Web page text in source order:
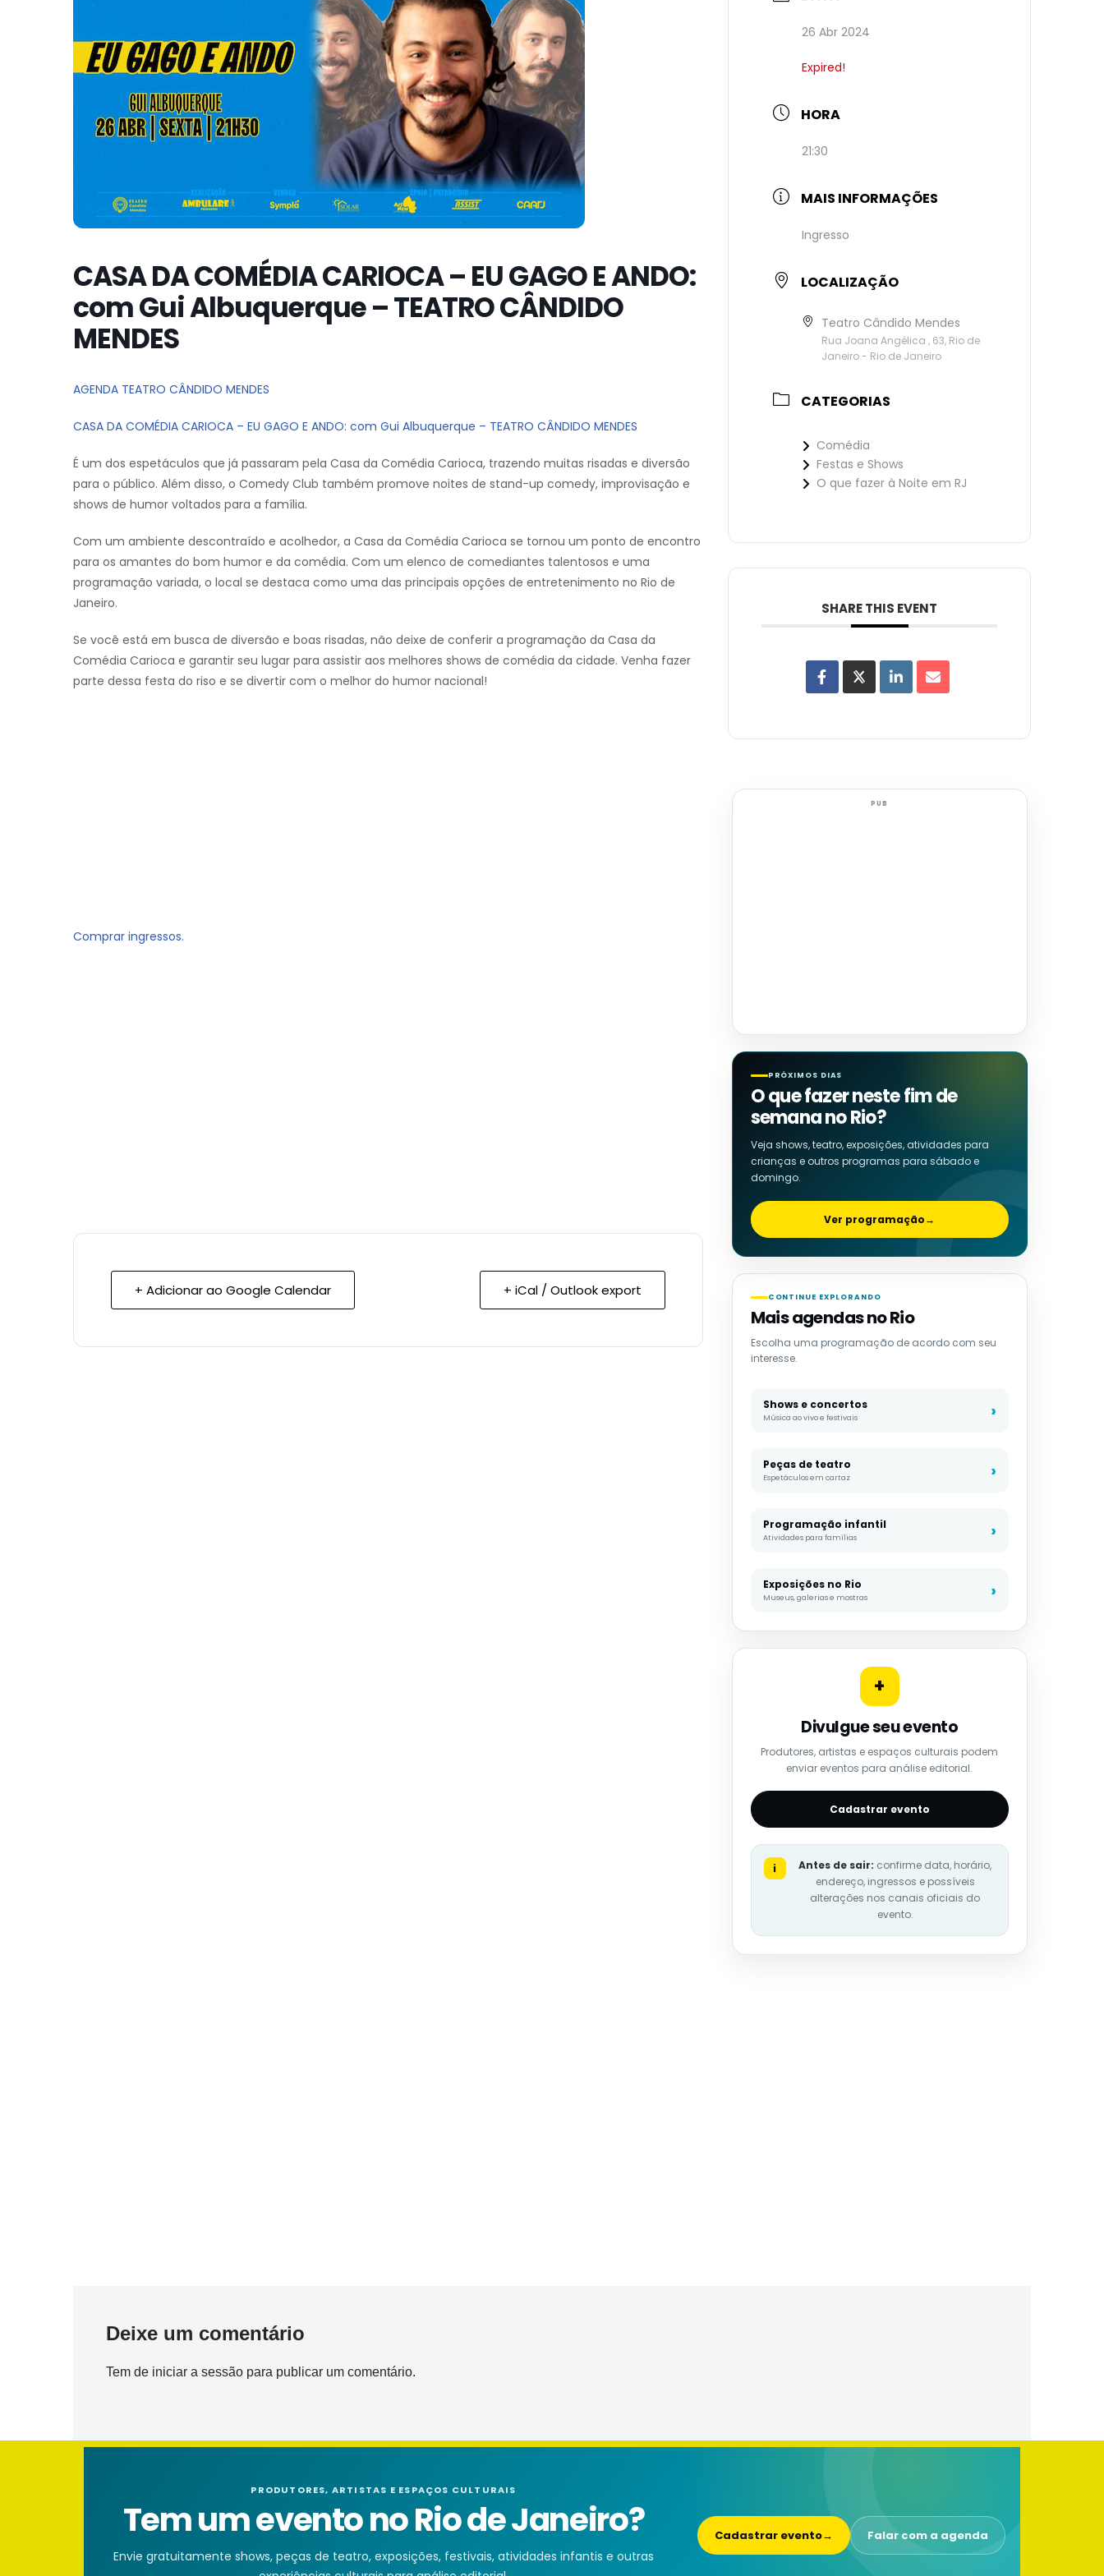
CASA DA COMÉDIA CARIOCA – EU GAGO E ANDO:
com Gui Albuquerque – TEATRO CÂNDIDO
MENDES
AGENDA TEATRO CÂNDIDO MENDES
CASA DA COMÉDIA CARIOCA – EU GAGO E ANDO: com Gui Albuquerque – TEATRO CÂNDIDO MENDES
É um dos espetáculos que já passaram pela Casa da Comédia Carioca, trazendo muitas risadas e diversão
para o público. Além disso, o Comedy Club também promove noites de stand-up comedy, improvisação e
shows de humor voltados para a família.
Com um ambiente descontraído e acolhedor, a Casa da Comédia Carioca se tornou um ponto de encontro
para os amantes do bom humor e da comédia. Com um elenco de comediantes talentosos e uma
programação variada, o local se destaca como uma das principais opções de entretenimento no Rio de
Janeiro.
Se você está em busca de diversão e boas risadas, não deixe de conferir a programação da Casa da
Comédia Carioca e garantir seu lugar para assistir aos melhores shows de comédia da cidade. Venha fazer
parte dessa festa do riso e se divertir com o melhor do humor nacional!
Comprar ingressos.
+ Adicionar ao Google Calendar + iCal / Outlook export
26 Abr 2024
Expired!
HORA
21:30
MAIS INFORMAÇÕES
Ingresso
LOCALIZAÇÃO
Teatro Cândido Mendes
Rua Joana Angélica , 63, Rio de
Janeiro - Rio de Janeiro
CATEGORIAS
Comédia
Festas e Shows
O que fazer à Noite em RJ
SHARE THIS EVENT
PUB
PRÓXIMOS DIAS
O que fazer neste fim de
semana no Rio?
Veja shows, teatro, exposições, atividades para
crianças e outros programas para sábado e
domingo.
Ver programação→
CONTINUE EXPLORANDO
Mais agendas no Rio
Escolha uma programação de acordo com seu
interesse.
Shows e concertos
Música ao vivo e festivais
Peças de teatro
Espetáculos em cartaz
Programação infantil
Atividades para famílias
Exposições no Rio
Museus, galerias e mostras
+
Divulgue seu evento
Produtores, artistas e espaços culturais podem
enviar eventos para análise editorial.
Cadastrar evento
i Antes de sair: confirme data, horário,
endereço, ingressos e possíveis
alterações nos canais oficiais do
evento.
Deixe um comentário
Tem de iniciar a sessão para publicar um comentário.
PRODUTORES, ARTISTAS E ESPAÇOS CULTURAIS
Tem um evento no Rio de Janeiro?
Envie gratuitamente shows, peças de teatro, exposições, festivais, atividades infantis e outras
Cadastrar evento→ Falar com a agenda